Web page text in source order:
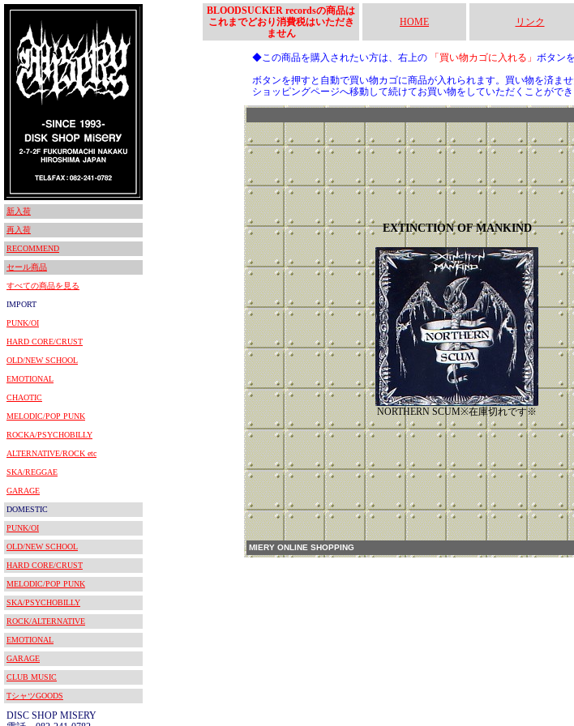
新入荷
再入荷
RECOMMEND
セール商品
すべての商品を見る
IMPORT
PUNK/OI
HARD CORE/CRUST
OLD/NEW SCHOOL
EMOTIONAL
CHAOTIC
MELODIC/POP PUNK
ROCKA/PSYCHOBILLY
ALTERNATIVE/ROCK etc
SKA/REGGAE
GARAGE
DOMESTIC
PUNK/OI
OLD/NEW SCHOOL
HARD CORE/CRUST
MELODIC/POP PUNK
SKA/PSYCHOBILLY
ROCK/ALTERNATIVE
EMOTIONAL
GARAGE
CLUB MUSIC
TシャツGOODS
DISC SHOP MISERY
BLOODSUCKER recordsの商品は
これまでどおり消費税はいただき
ません
HOME リンク
◆この商品を購入されたい方は、右上の 「買い物カゴに入れる」 ボタン
ボタンを押すと自動で買い物カゴに商品が入れられます。買い物を済ま
ショッピングページへ移動して続けてお買い物をしていただくことができ
EXTINCTION OF MANKIND
NORTHERN SCUM※在庫切れです※
MIERY ONLINE SHOPPING